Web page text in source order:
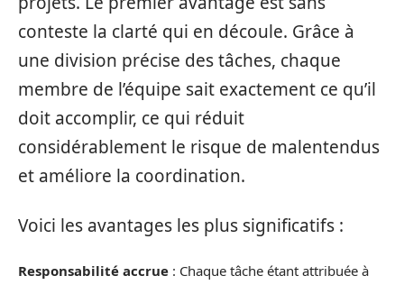
conteste la clarté qui en découle. Grâce à
une division précise des tâches, chaque
membre de l’équipe sait exactement ce qu’il
doit accomplir, ce qui réduit
considérablement le risque de malentendus
et améliore la coordination.
Voici les avantages les plus significatifs :
Responsabilité accrue : Chaque tâche étant attribuée à